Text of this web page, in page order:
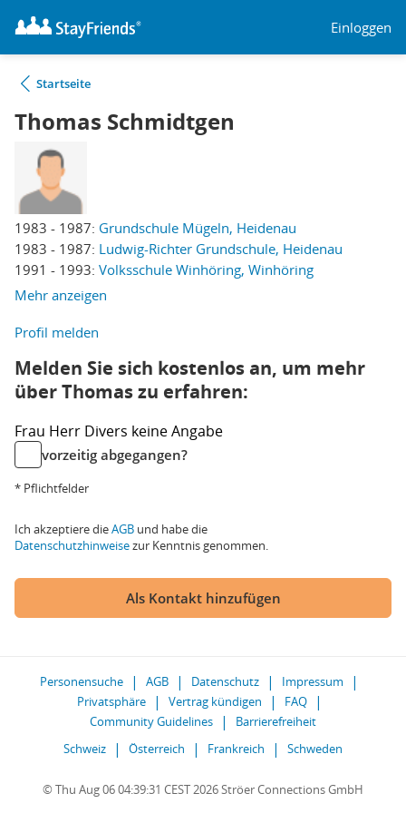
Einloggen
Startseite
Thomas Schmidtgen
1983 - 1987: Grundschule Mügeln, Heidenau
1983 - 1987: Ludwig-Richter Grundschule, Heidenau
1991 - 1993: Volksschule Winhöring, Winhöring
Mehr anzeigen
Profil melden
Melden Sie sich kostenlos an, um mehr
über Thomas zu erfahren:
Frau Herr Divers keine Angabe
vorzeitig abgegangen?
* Pflichtfelder
Ich akzeptiere dieAGB und habe die
Datenschutzhinweisezur Kenntnis genommen.
Als Kontakt hinzufügen
Personensuche AGB Datenschutz
Impressum
Privatsphäre
Vertrag kündigen
FAQ
Community Guidelines
Barrierefreiheit
Schweiz
Österreich Frankreich Schweden
© Thu Aug 06 04:39:31 CEST 2026 Ströer Connections GmbH